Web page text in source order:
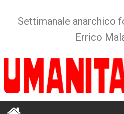
Settimanale anarchico
Errico